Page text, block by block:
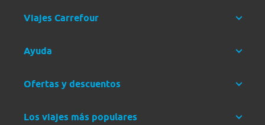
Viajes Carrefour
Ayuda
Ofertas y descuentos
Los viajes más populares